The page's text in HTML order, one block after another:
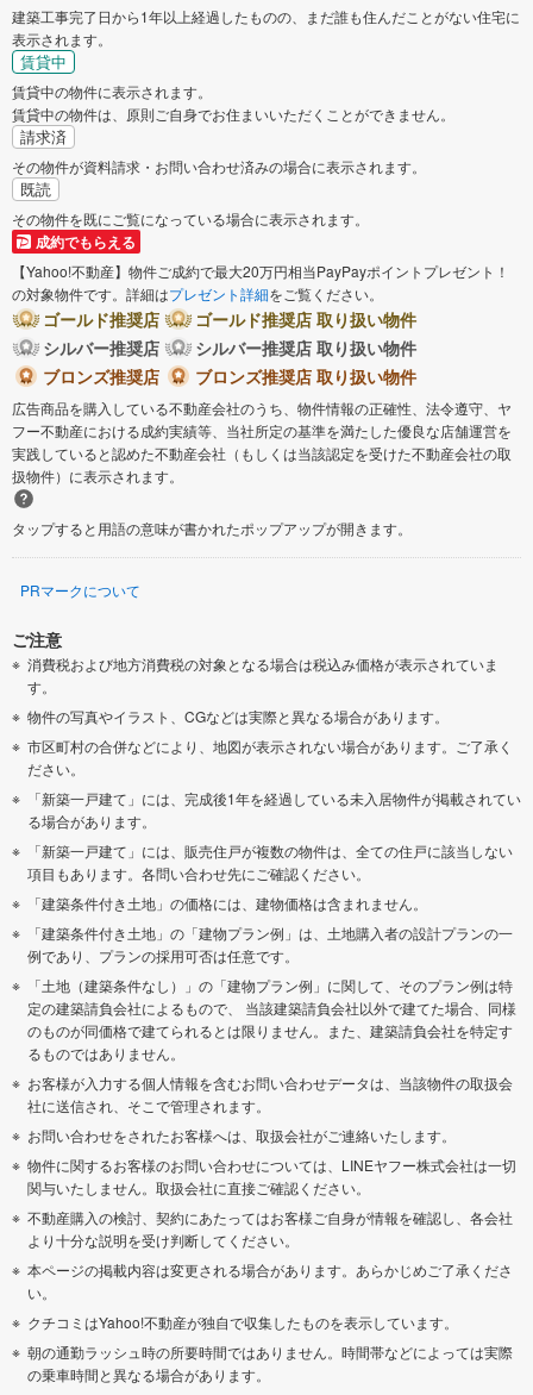
建築工事完了日から1年以上経過したものの、まだ誰も住んだことがない住宅に
表示されます。
賃貸中
賃貸中の物件に表示されます。
賃貸中の物件は、原則ご自身でお住まいいただくことができません。
請求済
その物件が資料請求・お問い合わせ済みの場合に表示されます。
既読
その物件を既にご覧になっている場合に表示されます。
成約でもらえる
【Yahoo!不動産】物件ご成約で最大20万円相当PayPayポイントプレゼント！
の対象物件です。詳細はプレゼント詳細をご覧ください。
ゴールド推奨店
ゴールド推奨店 取り扱い物件
シルバー推奨店
シルバー推奨店 取り扱い物件
ブロンズ推奨店
ブロンズ推奨店 取り扱い物件
広告商品を購入している不動産会社のうち、物件情報の正確性、法令遵守、ヤ
フー不動産における成約実績等、当社所定の基準を満たした優良な店舗運営を
実践していると認めた不動産会社（もしくは当該認定を受けた不動産会社の取
扱物件）に表示されます。
タップすると用語の意味が書かれたポップアップが開きます。
PRマークについて
ご注意
消費税および地方消費税の対象となる場合は税込み価格が表示されていま
す。
物件の写真やイラスト、CGなどは実際と異なる場合があります。
市区町村の合併などにより、地図が表示されない場合があります。ご了承く
ださい。
「新築一戸建て」には、完成後1年を経過している未入居物件が掲載されてい
る場合があります。
「新築一戸建て」には、販売住戸が複数の物件は、全ての住戸に該当しない
項目もあります。各問い合わせ先にご確認ください。
「建築条件付き土地」の価格には、建物価格は含まれません。
「建築条件付き土地」の「建物プラン例」は、土地購入者の設計プランの一
例であり、プランの採用可否は任意です。
「土地（建築条件なし）」の「建物プラン例」に関して、そのプラン例は特
定の建築請負会社によるもので、 当該建築請負会社以外で建てた場合、同様
のものが同価格で建てられるとは限りません。また、建築請負会社を特定す
るものではありません。
お客様が入力する個人情報を含むお問い合わせデータは、当該物件の取扱会
社に送信され、そこで管理されます。
お問い合わせをされたお客様へは、取扱会社がご連絡いたします。
物件に関するお客様のお問い合わせについては、LINEヤフー株式会社は一切
関与いたしません。取扱会社に直接ご確認ください。
不動産購入の検討、契約にあたってはお客様ご自身が情報を確認し、各会社
より十分な説明を受け判断してください。
本ページの掲載内容は変更される場合があります。あらかじめご了承くださ
い。
クチコミはYahoo!不動産が独自で収集したものを表示しています。
朝の通勤ラッシュ時の所要時間ではありません。時間帯などによっては実際
の乗車時間と異なる場合があります。